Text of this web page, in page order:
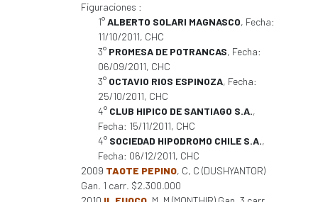
Figuraciones :
1°ALBERTO SOLARI MAGNASCO, Fecha:
11/10/2011, CHC
3° PROMESA DE POTRANCAS, Fecha:
06/09/2011, CHC
3° OCTAVIO RIOS ESPINOZA, Fecha:
25/10/2011, CHC
4° CLUB HIPICO DE SANTIAGO S.A.,
Fecha: 15/11/2011, CHC
4° SOCIEDAD HIPODROMO CHILE S.A.,
Fecha: 06/12/2011, CHC
2009 TAOTE PEPINO, C, C (DUSHYANTOR)
Gan. 1 carr. $2.300.000